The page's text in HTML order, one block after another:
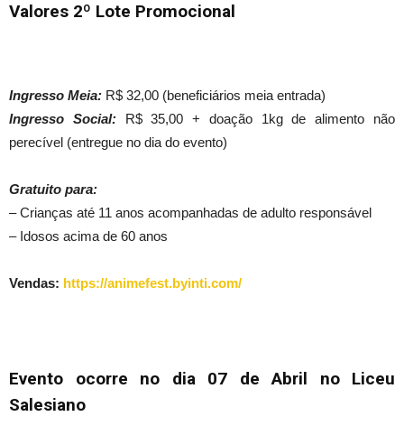
Valores 2º Lote Promocional
Ingresso Meia: R$ 32,00 (beneficiários meia entrada)
Ingresso Social:R$ 35,00 + doação 1kg de alimento não
perecível (entregue no dia do evento)
Gratuito para:
– Crianças até 11 anos acompanhadas de adulto responsável
– Idosos acima de 60 anos
Vendas: https://animefest.byinti.com/
Evento ocorre no dia 07 de Abril no Liceu
Salesiano